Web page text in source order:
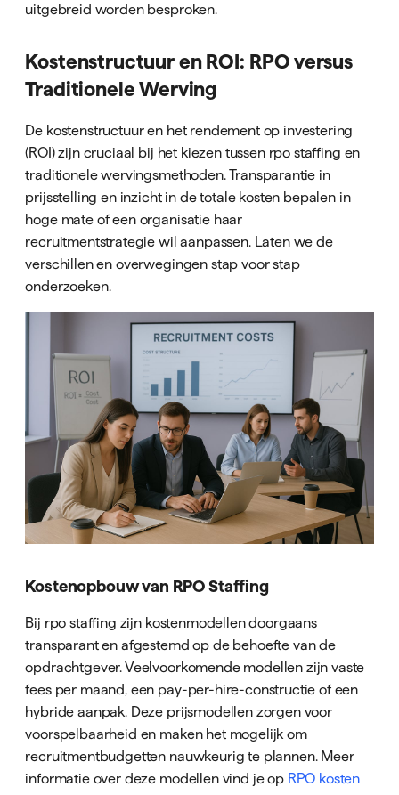
uitgebreid worden besproken.
Kostenstructuur en ROI: RPO versus
Traditionele Werving
De kostenstructuur en het rendement op investering
(ROI) zijn cruciaal bij het kiezen tussen rpo staffing en
traditionele wervingsmethoden. Transparantie in
prijsstelling en inzicht in de totale kosten bepalen in
hoge mate of een organisatie haar
recruitmentstrategie wil aanpassen. Laten we de
verschillen en overwegingen stap voor stap
onderzoeken.
Kostenopbouw van RPO Staffing
Bij rpo staffing zijn kostenmodellen doorgaans
transparant en afgestemd op de behoefte van de
opdrachtgever. Veelvoorkomende modellen zijn vaste
fees per maand, een pay-per-hire-constructie of een
hybride aanpak. Deze prijsmodellen zorgen voor
voorspelbaarheid en maken het mogelijk om
recruitmentbudgetten nauwkeurig te plannen. Meer
informatie over deze modellen vind je op RPO kosten